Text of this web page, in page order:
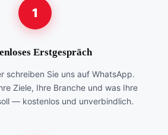
1
Erstgespräch
schreiben Sie uns auf WhatsApp.
Ziele, Ihre Branche und was Ihre
— kostenlos und unverbindlich.